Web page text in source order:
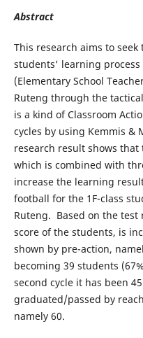
Abstract
This research aims to
students' learning process
(Elementary School
Ruteng through the
is a kind of Classroom
cycles by using Kemmis &
research result shows that
which is combined with
increase the learning
football for the 1F-class
Ruteng. Based on the
score of the students, is
shown by pre-action,
becoming 39 students
second cycle it has been
graduated/passed by
namely 60.